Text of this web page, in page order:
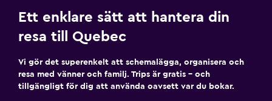
Ett enklare sätt att hantera din
resa till Quebec
Vi gör det superenkelt att schemalägga, organisera och
resa med vänner och familj. Trips är gratis – och
tillgängligt för dig att använda oavsett var du bokar.